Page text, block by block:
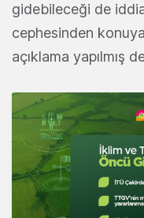
gidebileceği de
cephesinden
açıklama yapılmış